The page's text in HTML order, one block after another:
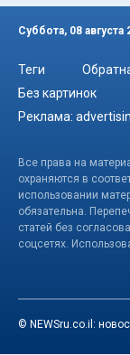
Суббота, 08 августа
Теги
Без картинок
Реклама:
Все права на
охраняются в
использовании
обязательна.
статей без
соцсетях.
© NEWSru.co.il: